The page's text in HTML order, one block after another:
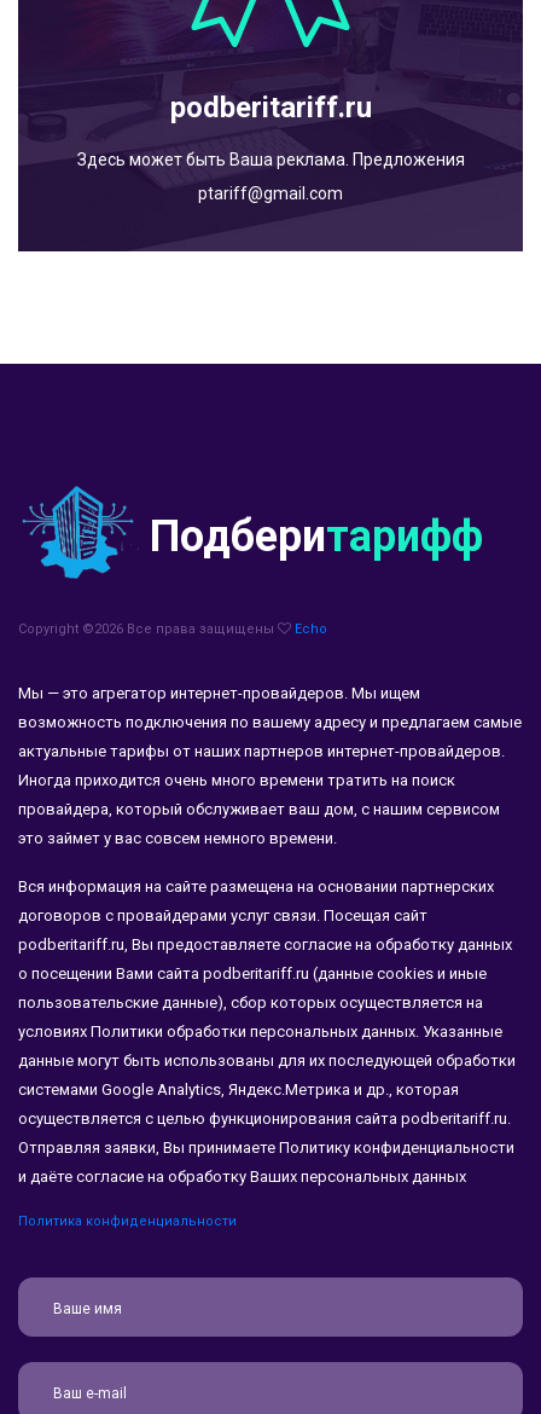
podberitariff.ru
Здесь может быть Ваша реклама. Предложения
ptariff@gmail.com
Подберитарифф
Copyright ©2026 Все права защищены Echo
Мы — это агрегатор интернет-провайдеров. Мы ищем
возможность подключения по вашему адресу и предлагаем самые
актуальные тарифы от наших партнеров интернет-провайдеров.
Иногда приходится очень много времени тратить на поиск
провайдера, который обслуживает ваш дом, с нашим сервисом
это займет у вас совсем немного времени.
Вся информация на сайте размещена на основании партнерских
договоров с провайдерами услуг связи. Посещая сайт
podberitariff.ru, Вы предоставляете согласие на обработку данных
о посещении Вами сайта podberitariff.ru (данные cookies и иные
пользовательские данные), сбор которых осуществляется на
условиях Политики обработки персональных данных. Указанные
данные могут быть использованы для их последующей обработки
системами Google Analytics, Яндекс.Метрика и др., которая
осуществляется с целью функционирования сайта podberitariff.ru.
Отправляя заявки, Вы принимаете Политику конфиденциальности
и даёте согласие на обработку Ваших персональных данных
Политика конфиденциальности